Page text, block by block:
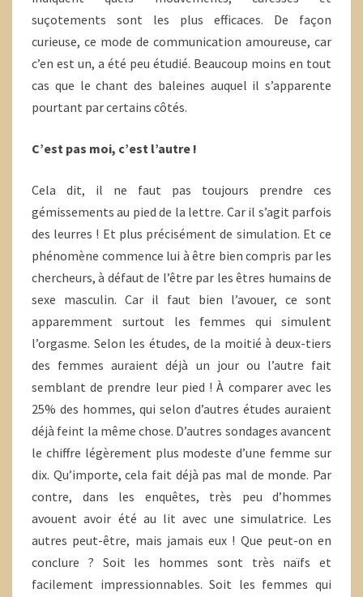
suçotements sont les plus efficaces. De façon
curieuse, ce mode de communication amoureuse, car
c’en est un, a été peu étudié. Beaucoup moins en tout
cas que le chant des baleines auquel il s’apparente
pourtant par certains côtés.
C’est pas moi, c’est l’autre !
Cela dit, il ne faut pas toujours prendre ces
gémissements au pied de la lettre. Car il s’agit parfois
des leurres ! Et plus précisément de simulation. Et ce
phénomène commence lui à être bien compris par les
chercheurs, à défaut de l’être par les êtres humains de
sexe masculin. Car il faut bien l’avouer, ce sont
apparemment surtout les femmes qui simulent
l’orgasme. Selon les études, de la moitié à deux-tiers
des femmes auraient déjà un jour ou l’autre fait
semblant de prendre leur pied ! À comparer avec les
25% des hommes, qui selon d’autres études auraient
déjà feint la même chose. D’autres sondages avancent
le chiffre légèrement plus modeste d’une femme sur
dix. Qu’importe, cela fait déjà pas mal de monde. Par
contre, dans les enquêtes, très peu d’hommes
avouent avoir été au lit avec une simulatrice. Les
autres peut-être, mais jamais eux ! Que peut-on en
conclure ? Soit les hommes sont très naïfs et
facilement impressionnables. Soit les femmes qui